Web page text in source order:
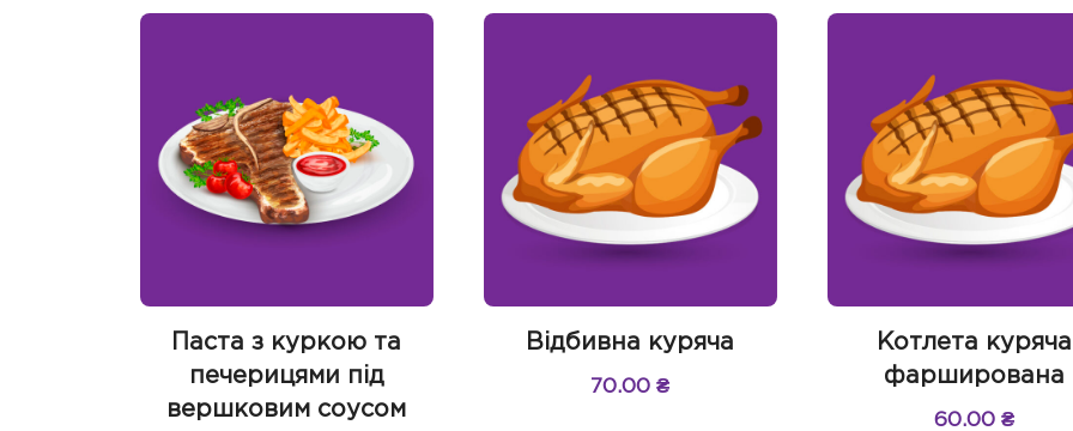
Паста з куркою та
печерицями під
вершковим соусом
Відбивна куряча
70.00₴
Котлета куряча
фарширована
60.00 ₴